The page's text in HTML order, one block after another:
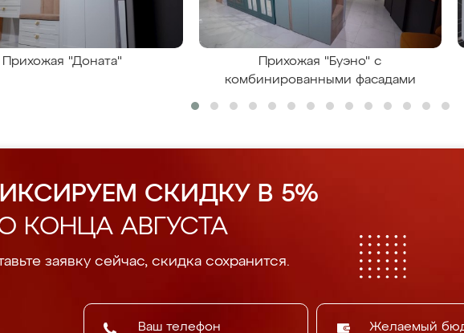
Прихожая "Доната"
Прихожая "Буэно" с
комбинированными фасадами
СКИДКУ В 5%
КОНЦА АВГУСТА
заявку сейчас, скидка сохранится.
Желаемый